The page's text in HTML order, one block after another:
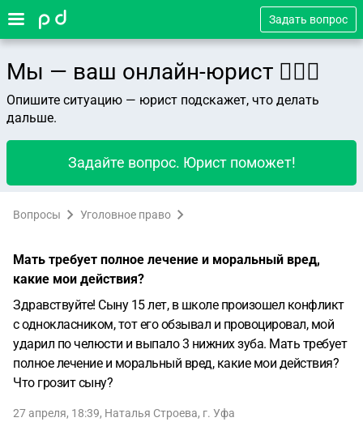
Задать вопрос
Мы — ваш онлайн-юрист 👨🏻‍⚖️
Опишите ситуацию — юрист подскажет, что делать
дальше.
Задайте вопрос. Юрист поможет!
Вопросы Уголовное право
Мать требует полное лечение и моральный вред,
какие мои действия?
Здравствуйте! Сыну 15 лет, в школе произошел конфликт
с однокласником, тот его обзывал и провоцировал, мой
ударил по челюсти и выпало 3 нижних зуба. Мать требует
полное лечение и моральный вред, какие мои действия?
Что грозит сыну?
27 апреля, 18:39, Наталья Строева, г. Уфа